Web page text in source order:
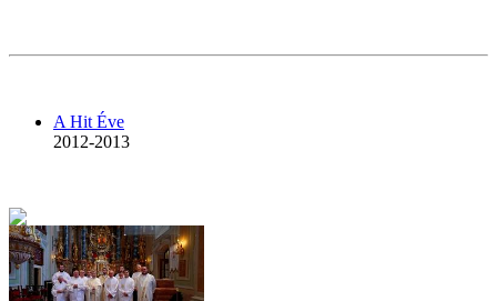
A Hit Éve
2012-2013